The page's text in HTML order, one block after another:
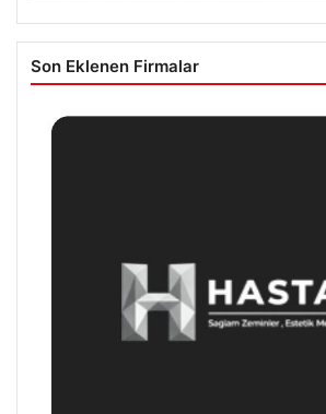
Son Eklenen Firmalar